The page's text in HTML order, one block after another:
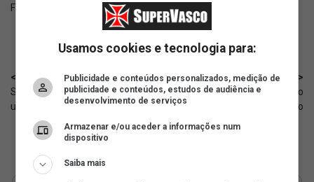
Fonte:
< Anterior
Sub-20: Vasco jogará com o
uniforme I contra o Santos
Próximo >
Saldivia bate no peito e aceita o
erro contra o Audax Italiano
Usamos cookies e tecnologia para:
Publicidade e conteúdos personalizados, medição de
publicidade e conteúdos, estudos de audiência e
desenvolvimento de serviços
Armazenar e/ou aceder a informações num
dispositivo
Saiba mais